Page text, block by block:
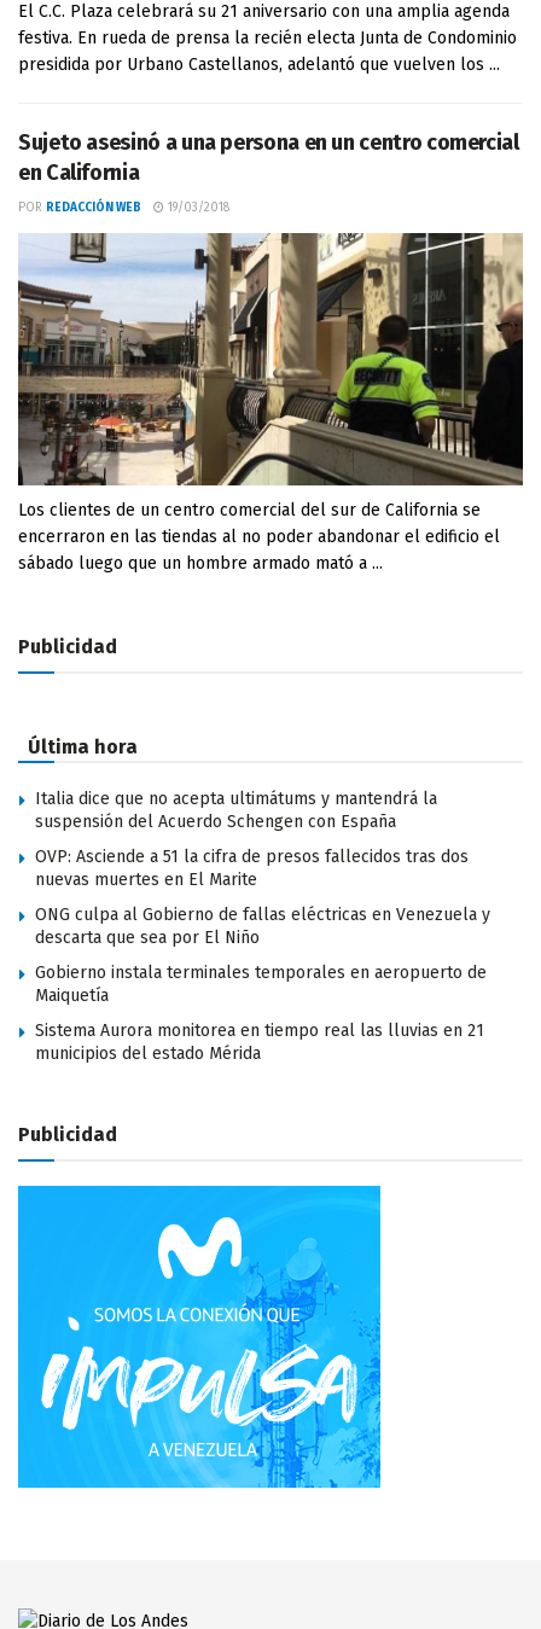
El C.C. Plaza celebrará su 21 aniversario con una amplia agenda
festiva. En rueda de prensa la recién electa Junta de Condominio
presidida por Urbano Castellanos, adelantó que vuelven los ...
Sujeto asesinó a una persona en un centro comercial
en California
POR REDACCIÓN WEB 19/03/2018
Los clientes de un centro comercial del sur de California se
encerraron en las tiendas al no poder abandonar el edificio el
sábado luego que un hombre armado mató a ...
Publicidad
Última hora
Italia dice que no acepta ultimátums y mantendrá la
suspensión del Acuerdo Schengen con España
OVP: Asciende a 51 la cifra de presos fallecidos tras dos
nuevas muertes en El Marite
ONG culpa al Gobierno de fallas eléctricas en Venezuela y
descarta que sea por El Niño
Gobierno instala terminales temporales en aeropuerto de
Maiquetía
Sistema Aurora monitorea en tiempo real las lluvias en 21
municipios del estado Mérida
Publicidad